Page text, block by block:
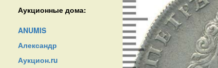
Аукционные дома:
ANUMIS
Александр
Аукцион.ru